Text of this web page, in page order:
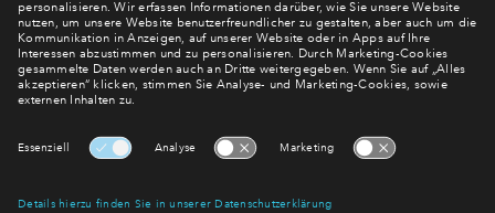
mehr! Wir halten Sie auf dem Laufenden – mit unserem
regelmäßig erscheinenden Newsletter informieren wir Sie
über den Stand dieses und weiterer Neubauprojekte.
Abonnieren